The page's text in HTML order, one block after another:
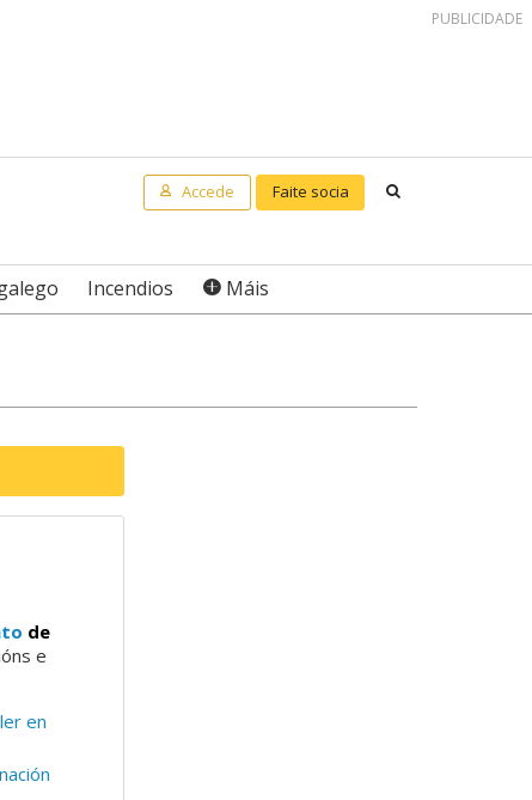
PUBLICIDADE
Accede Faite socia
Incendios Máis
de
e
en